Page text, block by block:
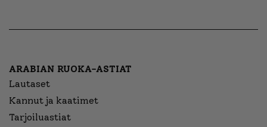
ARABIAN RUOKA-ASTIAT
Lautaset
Kannut ja kaatimet
Tarjoiluastiat